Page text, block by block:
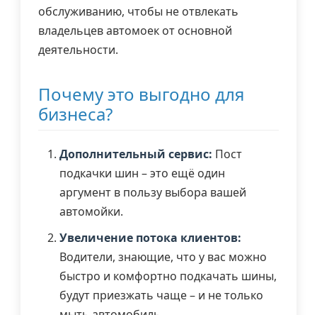
обслуживанию, чтобы не отвлекать
владельцев автомоек от основной
деятельности.
Почему это выгодно для
бизнеса?
Дополнительный сервис: Пост
подкачки шин – это ещё один
аргумент в пользу выбора вашей
автомойки.
Увеличение потока клиентов:
Водители, знающие, что у вас можно
быстро и комфортно подкачать шины,
будут приезжать чаще – и не только